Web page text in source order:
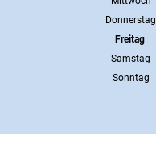
Donnerstag
Freitag
Samstag
Sonntag